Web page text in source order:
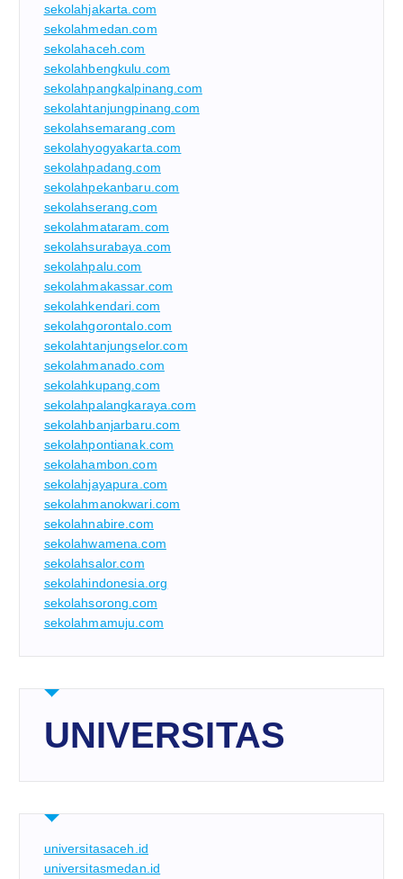
sekolahjakarta.com
sekolahmedan.com
sekolahaceh.com
sekolahbengkulu.com
sekolahpangkalpinang.com
sekolahtanjungpinang.com
sekolahsemarang.com
sekolahyogyakarta.com
sekolahpadang.com
sekolahpekanbaru.com
sekolahserang.com
sekolahmataram.com
sekolahsurabaya.com
sekolahpalu.com
sekolahmakassar.com
sekolahkendari.com
sekolahgorontalo.com
sekolahtanjungselor.com
sekolahmanado.com
sekolahkupang.com
sekolahpalangkaraya.com
sekolahbanjarbaru.com
sekolahpontianak.com
sekolahambon.com
sekolahjayapura.com
sekolahmanokwari.com
sekolahnabire.com
sekolahwamena.com
sekolahsalor.com
sekolahindonesia.org
sekolahsorong.com
sekolahmamuju.com
UNIVERSITAS
universitasaceh.id
universitasmedan.id